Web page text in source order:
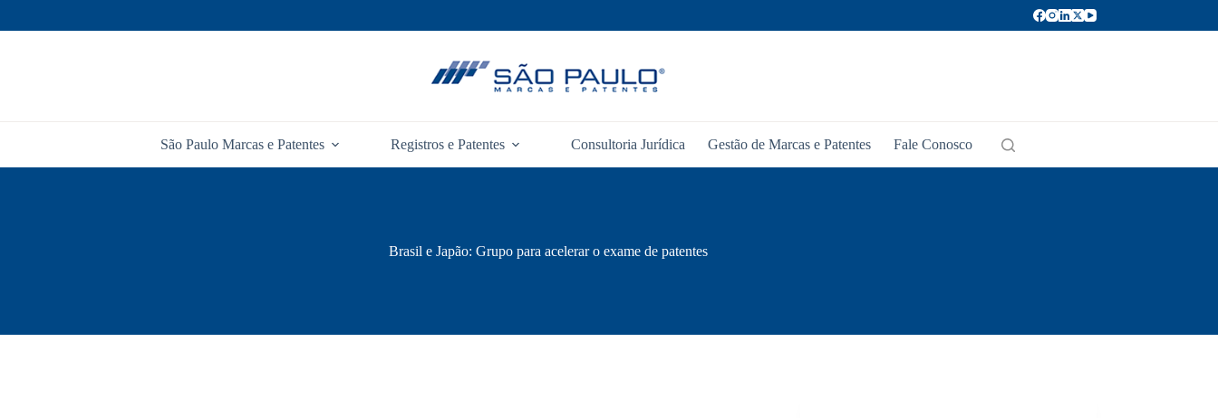
São Paulo Marcas e Patentes Registros e Patentes Consultoria Jurídica Gestão de Marcas e Patentes Fale Conosco
Brasil e Japão: Grupo para acelerar o exame de patentes